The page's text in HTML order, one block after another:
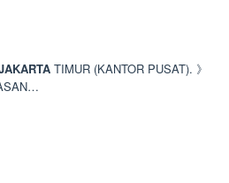
TIMUR (KANTOR PUSAT). 》